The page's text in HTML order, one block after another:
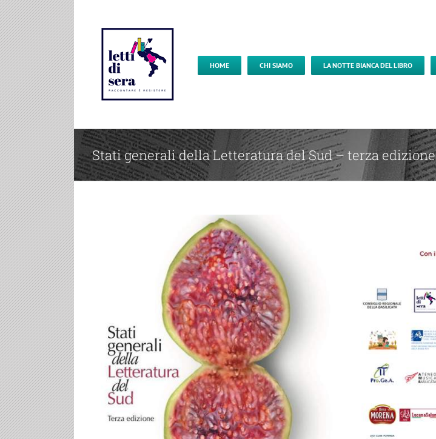
HOME CHI SIAMO LA NOTTE BIANCA DEL LIBRO
Stati generali della Letteratura del Sud – terza edizione